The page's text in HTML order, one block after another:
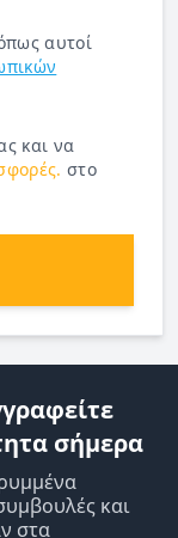
αυτοί
και να
στο
σήμερα
και
στα